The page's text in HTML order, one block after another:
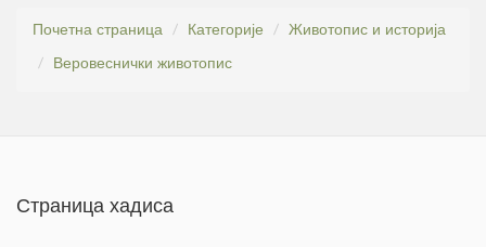
Почетна страница
Категорије
Животопис и историја
Веровеснички животопис
Страница хадиса